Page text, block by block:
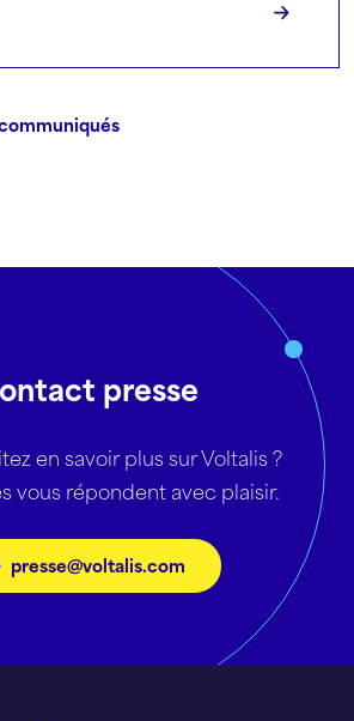
presse
en savoir plus sur Voltalis ?
vous répondent avec plaisir.
presse@voltalis.com